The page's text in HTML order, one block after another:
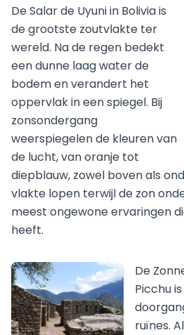
De Salar de Uyuni in Bolivia is
de grootste zoutvlakte ter
wereld. Na de regen bedekt
een dunne laag water de
bodem en verandert het
oppervlak in een spiegel. Bij
zonsondergang
weerspiegelen de kleuren van
de lucht, van oranje tot
diepblauw, zowel boven als
vlakte lopen terwijl de zon
meest ongewone ervaringen
heeft.
De
Picchu
ruïnes.